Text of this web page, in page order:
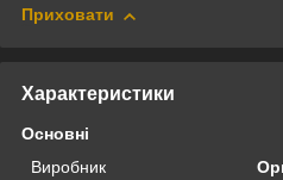
Приховати
Характеристики
Основні
Виробник